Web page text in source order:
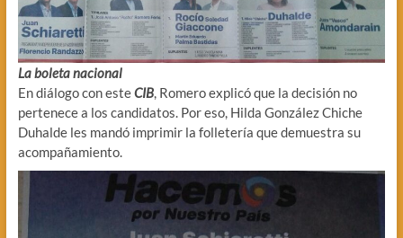
La boleta nacional
En diálogo con esteCIB, Romero explicó que la decisión no
pertenece a los candidatos. Por eso, Hilda González Chiche
Duhalde les mandó imprimir la folletería que demuestra su
acompañamiento.